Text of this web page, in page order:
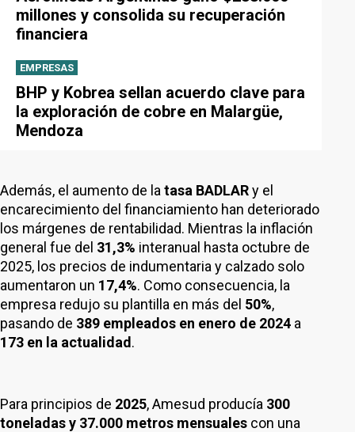
millones y consolida su recuperación
financiera
EMPRESAS
BHP y Kobrea sellan acuerdo clave para
la exploración de cobre en Malargüe,
Mendoza
Además, el aumento de la tasa BADLARy el
encarecimiento del financiamiento han deteriorado
los márgenes de rentabilidad. Mientras la inflación
general fue del 31,3% interanual hasta octubre de
2025, los precios de indumentaria y calzado solo
aumentaron un 17,4%. Como consecuencia, la
empresa redujo su plantilla en más del 50%,
pasando de 389 empleados en enero de 2024 a
173 en la actualidad .
Para principios de 2025, Amesud producía 300
toneladas y 37.000 metros mensuales con una